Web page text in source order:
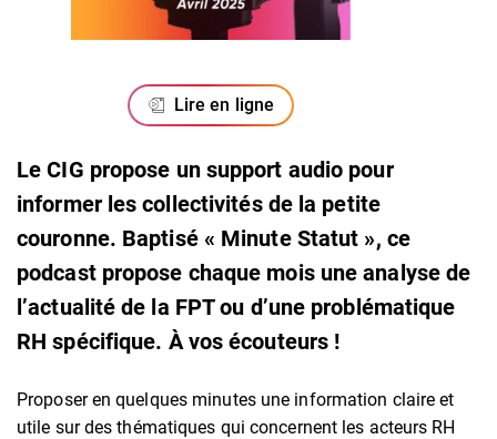
Lire en ligne
Le CIG propose un support audio pour
informer les collectivités de la petite
couronne. Baptisé « Minute Statut », ce
podcast propose chaque mois une analyse de
l’actualité de la FPT ou d’une problématique
RH spécifique. À vos écouteurs !
Proposer en quelques minutes une information claire et
utile sur des thématiques qui concernent les acteurs RH